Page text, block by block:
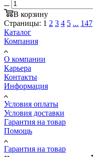
В корзину
Страницы: 1 2 3 4 5 ... 147
Каталог
Компания
О компании
Карьера
Контакты
Информация
Условия оплаты
Условия доставки
Гарантия на товар
Помощь
Гарантия на товар